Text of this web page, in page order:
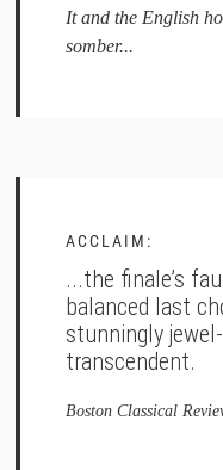
It and the English
somber...
ACCLAIM:
...the finale’s
balanced last
stunningly
transcendent.
Boston Classical